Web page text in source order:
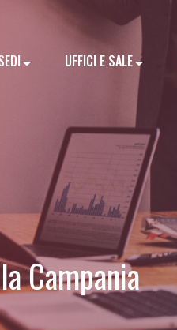
UFFICI E SALE
Campania